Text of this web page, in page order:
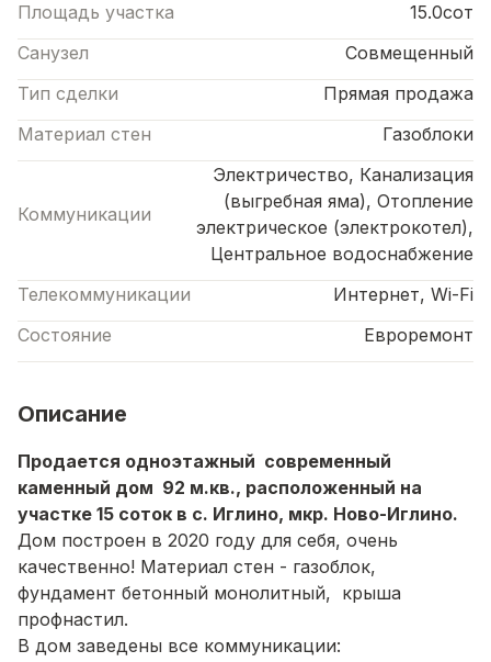
Площадь участка
15.0сот
Санузел
Совмещенный
Тип сделки
Прямая продажа
Материал стен
Газоблоки
Коммуникации
Электричество, Канализация
(выгребная яма), Отопление
электрическое (электрокотел),
Центральное водоснабжение
Телекоммуникации
Интернет, Wi-Fi
Состояние
Евроремонт
Описание
Продается одноэтажный современный
каменный дом 92 м.кв., расположенный на
участке 15 соток в с. Иглино, мкр. Ново-Иглино.
Дом построен в 2020 году для себя, очень
качественно! Материал стен - газоблок,
фундамент бетонный монолитный, крыша
профнастил.
В дом заведены все коммуникации: